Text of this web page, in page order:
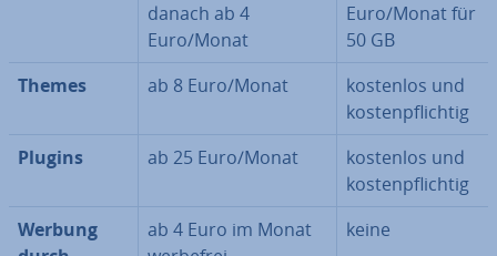
danach ab 4
Euro/Monat
Euro/Monat für
50 GB
Themes
ab 8 Euro/Monat
kostenlos und
kos­ten­pflich­tig
Plugins
ab 25 Euro/Monat
kostenlos und
kos­ten­pflich­tig
Werbung
ab 4 Euro im Monat
keine